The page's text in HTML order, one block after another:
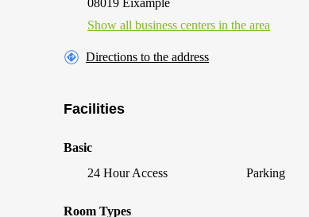
08019 Eixample
Show all business centers in the area
Directions to the address
Facilities
Basic
24 Hour Access
Parking
Room Types